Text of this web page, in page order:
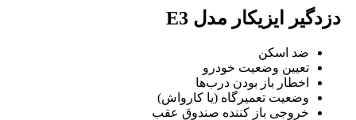
دزدگیر ایزیکار مدل E3
ضد اسکن
تعیین وضعیت خودرو
اخطار باز بودن درب‌ها
وضعیت تعمیرگاه (یا کارواش)
خروجی باز کننده صندوق عقب